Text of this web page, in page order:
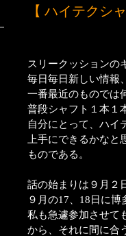
【 ハイテクシ
スリークッションの
毎日毎日新しい情報
一番最近のものでは
普段シャフト１本１
自分にとって、ハイ
上手にできるかな
ものである。
話の始まりは９月２
９月の17、18日に
私も急遽参加させて
から、それに間に合